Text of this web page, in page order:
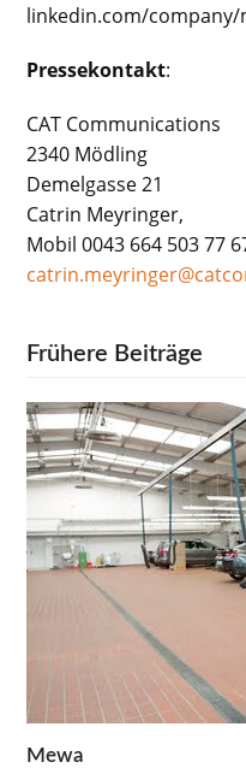
linkedin.com/
Pressekontakt:
CAT Communications
2340 Mödling
Demelgasse 21
Catrin Meyringer,
Mobil 0043 664 503 77
Frühere Beiträge
Mewa